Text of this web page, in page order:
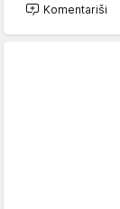
Komentariši